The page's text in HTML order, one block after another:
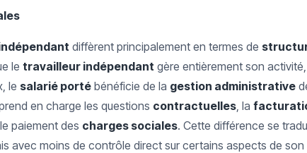
diffèrent principalement en termes de
le travailleur indépendant gère entièrement son
le salarié porté bénéficie de la gestion administrative
en charge les questions contractuelles, la
paiement des charges sociales. Cette différence se
avec moins de contrôle direct sur certains aspects de son